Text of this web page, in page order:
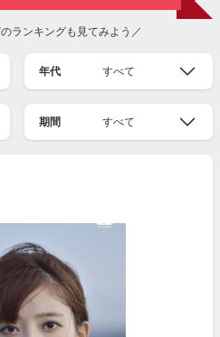
ランキングも見てみよう／
年代 すべて
期間 すべて